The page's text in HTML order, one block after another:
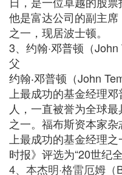
他是富达公司的副主
之一，现居波士顿。
3、约翰·邓普顿（
父
约翰‧邓普顿（John
上最成功的基金经理
人，一直被誉为全球
之一。福布斯资本家
上最成功的基金经理
时报》评选为“20世纪
4、本杰明·格雷厄姆（